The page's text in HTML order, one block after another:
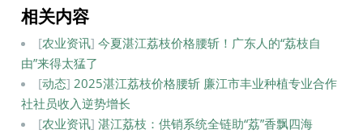
相关内容
[农业资讯]今夏湛江荔枝价格腰斩！广东人的“荔枝自
由”来得太猛了
[动态] 2025湛江荔枝价格腰斩 廉江市丰业种植专业合作
社社员收入逆势增长
[农业资讯]湛江荔枝：供销系统全链助“荔”香飘四海